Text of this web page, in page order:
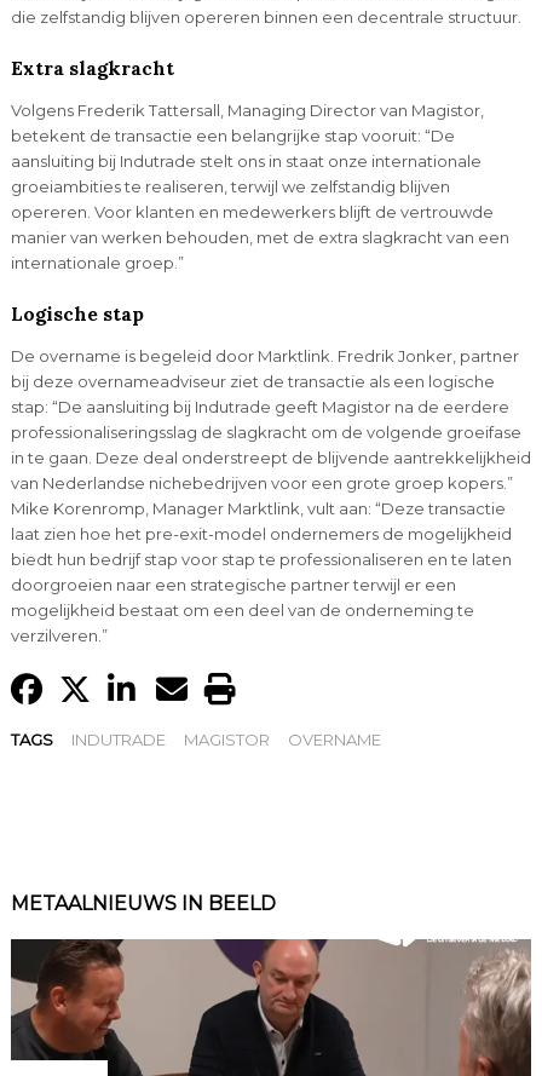
die zelfstandig blijven opereren binnen een decentrale structuur.
Extra slagkracht
Volgens Frederik Tattersall, Managing Director van Magistor,
betekent de transactie een belangrijke stap vooruit: “De
aansluiting bij Indutrade stelt ons in staat onze internationale
groeiambities te realiseren, terwijl we zelfstandig blijven
opereren. Voor klanten en medewerkers blijft de vertrouwde
manier van werken behouden, met de extra slagkracht van een
internationale groep.”
Logische stap
De overname is begeleid door Marktlink. Fredrik Jonker, partner
bij deze overnameadviseur ziet de transactie als een logische
stap: “De aansluiting bij Indutrade geeft Magistor na de eerdere
professionaliseringsslag de slagkracht om de volgende groeifase
in te gaan. Deze deal onderstreept de blijvende aantrekkelijkheid
van Nederlandse nichebedrijven voor een grote groep kopers.”
Mike Korenromp, Manager Marktlink, vult aan: “Deze transactie
laat zien hoe het pre-exit-model ondernemers de mogelijkheid
biedt hun bedrijf stap voor stap te professionaliseren en te laten
doorgroeien naar een strategische partner terwijl er een
mogelijkheid bestaat om een deel van de onderneming te
verzilveren.”
TAGS INDUTRADE MAGISTOR OVERNAME
METAALNIEUWS IN BEELD